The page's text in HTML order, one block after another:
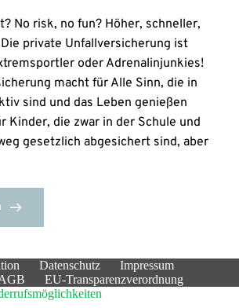
No risk, no fun? Höher, schneller,
private Unfallversicherung ist
oder Adrenalinjunkies!
macht für Alle Sinn, die in
sind und das Leben genießen
Kinder, die zwar in der Schule und
gesetzlich abgesichert sind, aber
Datenschutz
Impressum
EU-Transparenzverordnung